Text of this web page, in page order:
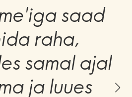
saad
raha,
samal ajal
ja luues